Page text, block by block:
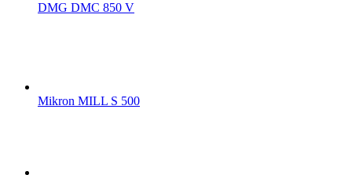
DMG DMC 850 V
Mikron MILL S 500